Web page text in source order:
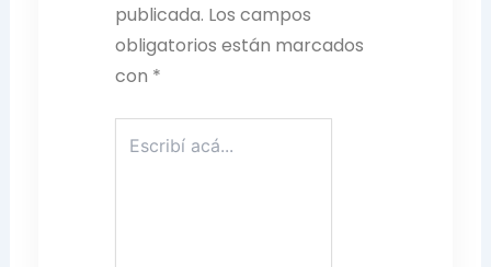
publicada. Los campos
obligatorios están marcados
con *
acá...